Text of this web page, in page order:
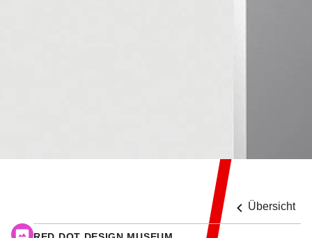
Übersicht